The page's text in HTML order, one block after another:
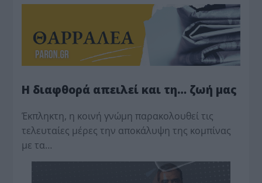
Η διαφθορά απειλεί και τη… ζωή μας
Έκπληκτη, η κοινή γνώμη παρακολουθεί τις
τελευταίες μέρες την αποκάλυψη της κο­μπίνας
με τα…